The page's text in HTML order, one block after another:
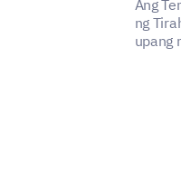
Ang
ng
upang